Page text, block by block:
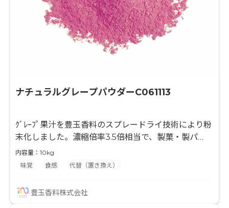
ナチュラルグレープパウダーC061113
ｸﾞﾚｰﾌﾟ果汁を豊玉香料のスプレードライ技術により粉
末化しました。濃縮倍率3.5倍相当で、製菓・製パ
ン・粉末飲料等の風味付けに最適な原料です。果汁と
デキストリンのみを使用して粉末化していますので、
用途でご使用頂けます。 水分との相性が良くない製品
に対して、果汁入りを謳う事ができます。
内容量：10kg
味覚
食感 代替（置き換え）
豊玉香料株式会社